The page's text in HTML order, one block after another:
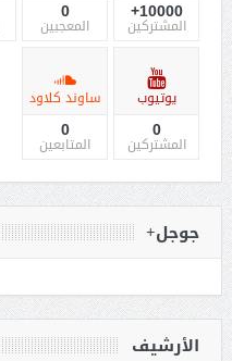
10000+
المشتركين
0
المعجبين
يوتيوب
0
المشتركين
ساوند كلاود
0
المتابعين
جوجل+
الأرشيف